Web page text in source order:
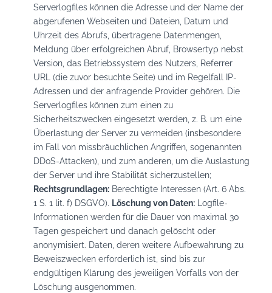
Serverlogfiles können die Adresse und der Name der
abgerufenen Webseiten und Dateien, Datum und
Uhrzeit des Abrufs, übertragene Datenmengen,
Meldung über erfolgreichen Abruf, Browsertyp nebst
Version, das Betriebssystem des Nutzers, Referrer
URL (die zuvor besuchte Seite) und im Regelfall IP-
Adressen und der anfragende Provider gehören. Die
Serverlogfiles können zum einen zu
Sicherheitszwecken eingesetzt werden, z. B. um eine
Überlastung der Server zu vermeiden (insbesondere
im Fall von missbräuchlichen Angriffen, sogenannten
DDoS-Attacken), und zum anderen, um die Auslastung
der Server und ihre Stabilität sicherzustellen;
Rechtsgrundlagen:Berechtigte Interessen (Art. 6 Abs.
1 S. 1 lit. f) DSGVO). Löschung von Daten:Logfile-
Informationen werden für die Dauer von maximal 30
Tagen gespeichert und danach gelöscht oder
anonymisiert. Daten, deren weitere Aufbewahrung zu
Beweiszwecken erforderlich ist, sind bis zur
endgültigen Klärung des jeweiligen Vorfalls von der
Löschung ausgenommen.